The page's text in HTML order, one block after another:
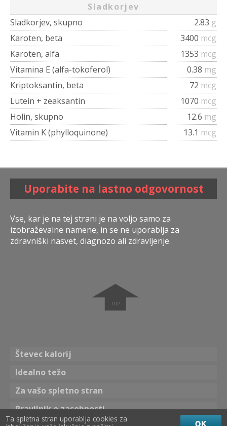
Sladkorjev
Sladkorjev, skupno
2.83 g
Karoten, beta
3400 mcg
Karoten, alfa
1353 mcg
Vitamina E (alfa-tokoferol)
0.38 mg
Kriptoksantin, beta
72 mcg
Lutein + zeaksantin
1070 mcg
Holin, skupno
12.6 mg
Vitamin K (phylloquinone)
13.1 mcg
Uporabite na lastno odgovornost
Vse, kar je na tej strani je na voljo samo za
izobraževalne namene, in se ne uporablja za
zdravniški nasvet, diagnozo ali zdravljenje.
➧
Števec kalorij
Idealno težo
Za vašo spletno stran
Pravilnik o zasebnosti
Ta spletna stran uporablja cookies za
OK